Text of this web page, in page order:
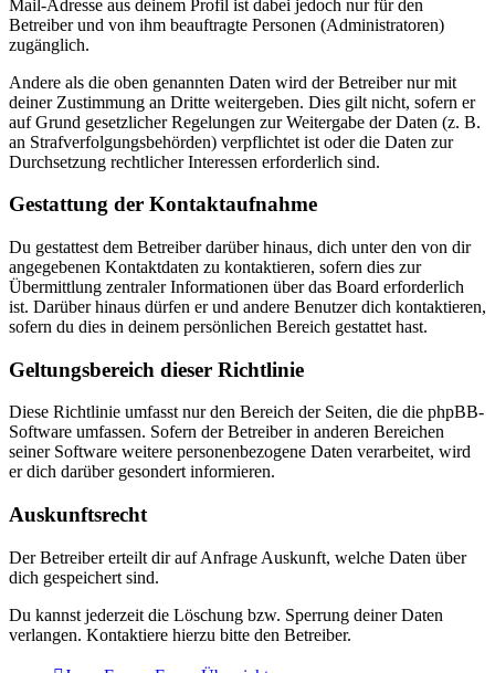
Mail-Adresse aus deinem Profil ist dabei jedoch nur für den
Betreiber und von ihm beauftragte Personen (Administratoren)
zugänglich.
Andere als die oben genannten Daten wird der Betreiber nur mit
deiner Zustimmung an Dritte weitergeben. Dies gilt nicht, sofern er
auf Grund gesetzlicher Regelungen zur Weitergabe der Daten (z. B.
an Strafverfolgungsbehörden) verpflichtet ist oder die Daten zur
Durchsetzung rechtlicher Interessen erforderlich sind.
Gestattung der Kontaktaufnahme
Du gestattest dem Betreiber darüber hinaus, dich unter den von dir
angegebenen Kontaktdaten zu kontaktieren, sofern dies zur
Übermittlung zentraler Informationen über das Board erforderlich
ist. Darüber hinaus dürfen er und andere Benutzer dich kontaktieren,
sofern du dies in deinem persönlichen Bereich gestattet hast.
Geltungsbereich dieser Richtlinie
Diese Richtlinie umfasst nur den Bereich der Seiten, die die phpBB-
Software umfassen. Sofern der Betreiber in anderen Bereichen
seiner Software weitere personenbezogene Daten verarbeitet, wird
er dich darüber gesondert informieren.
Auskunftsrecht
Der Betreiber erteilt dir auf Anfrage Auskunft, welche Daten über
dich gespeichert sind.
Du kannst jederzeit die Löschung bzw. Sperrung deiner Daten
verlangen. Kontaktiere hierzu bitte den Betreiber.